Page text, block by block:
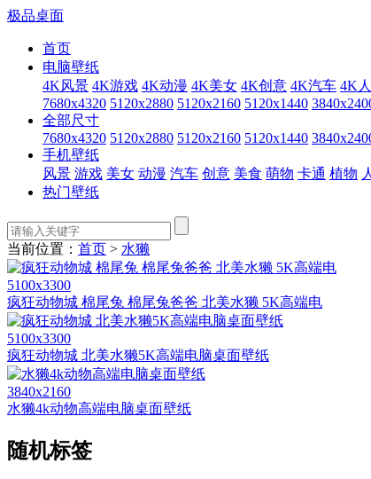
极品桌面
首页
电脑壁纸
4K风景 4K游戏 4K动漫 4K美女 4K创意 4K汽车 4K
7680x4320 5120x2880 5120x2160 5120x1440
全部尺寸
7680x4320 5120x2880 5120x2160 5120x1440
手机壁纸
风景 游戏 美女 动漫 汽车 创意 美食 萌物 卡通 植物
热门壁纸
当前位置： 首页 > 水獭
5100x3300
疯狂动物城 棉尾兔 棉尾兔爸爸 北美水獭 5K高端电
5100x3300
疯狂动物城 北美水獭5K高端电脑桌面壁纸
3840x2160
水獭4k动物高端电脑桌面壁纸
随机标签